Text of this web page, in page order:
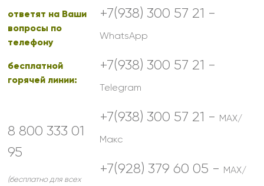
ответят на Ваши
вопросы по
телефону
бесплатной
горячей линии:
8 800 333 01
95
(бесплатно для всех
+7(938) 300 57 21 -
WhatsApp
+7(938) 300 57 21 -
Telegram
+7(938) 300 57 21 - MAX/
Макс
+7(928) 379 60 05 - MAX/